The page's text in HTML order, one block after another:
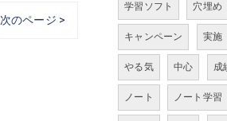
次のページ >
学習ソフト 穴埋め
キャンペーン 実施
やる気 中心 成
ノート ノート学習